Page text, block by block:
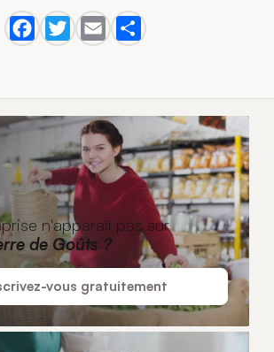
n'apparaît pas sur
de Goûts ?
vous gratuitement